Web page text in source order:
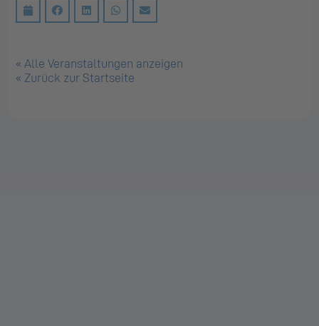
« Alle Veranstaltungen anzeigen
« Zurück zur Startseite